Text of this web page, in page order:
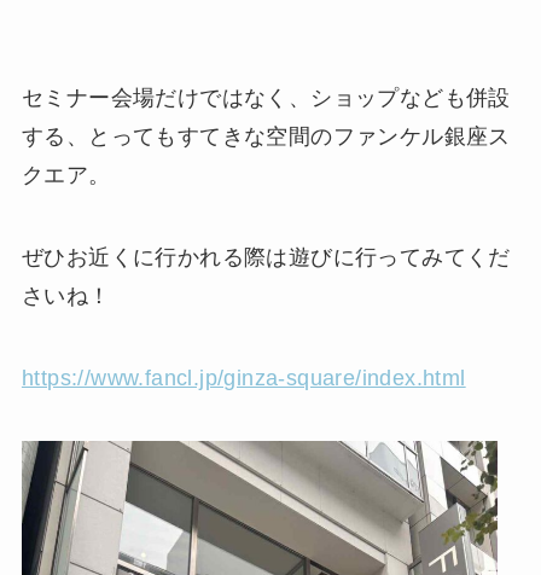
セミナー会場だけではなく、ショップなども併設
する、とってもすてきな空間のファンケル銀座ス
クエア。
ぜひお近くに行かれる際は遊びに行ってみてくだ
さいね！
https://www.fancl.jp/ginza-square/index.html